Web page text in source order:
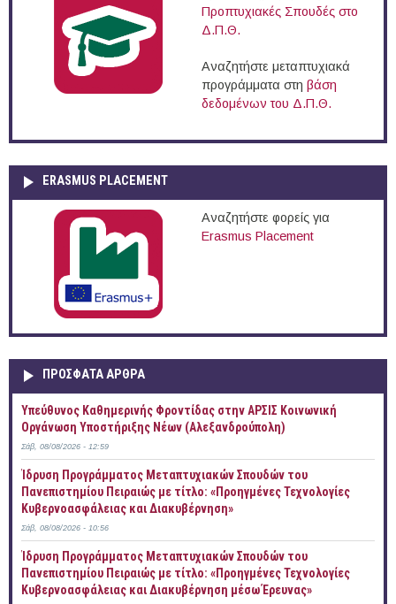
Προπτυχιακές Σπουδές στο
Δ.Π.Θ.
Αναζητήστε μεταπτυχιακά
προγράμματα στη βάση
δεδομένων του Δ.Π.Θ.
ERASMUS PLACEMENT
Αναζητήστε φορείς για
Erasmus Placement
ΠΡOΣΦΑΤΑ AΡΘΡΑ
Yπεύθυνος Καθημερινής Φροντίδας στην ΑΡΣΙΣ Κοινωνική
Οργάνωση Υποστήριξης Νέων (Αλεξανδρούπολη)
Σάβ, 08/08/2026 - 12:59
Ίδρυση Προγράμματος Μεταπτυχιακών Σπουδών του
Πανεπιστημίου Πειραιώς με τίτλο: «Προηγμένες Τεχνολογίες
Κυβερνοασφάλειας και Διακυβέρνηση»
Σάβ, 08/08/2026 - 10:56
Ίδρυση Προγράμματος Μεταπτυχιακών Σπουδών του
Πανεπιστημίου Πειραιώς με τίτλο: «Προηγμένες Τεχνολογίες
Κυβερνοασφάλειας και Διακυβέρνηση μέσω Έρευνας»